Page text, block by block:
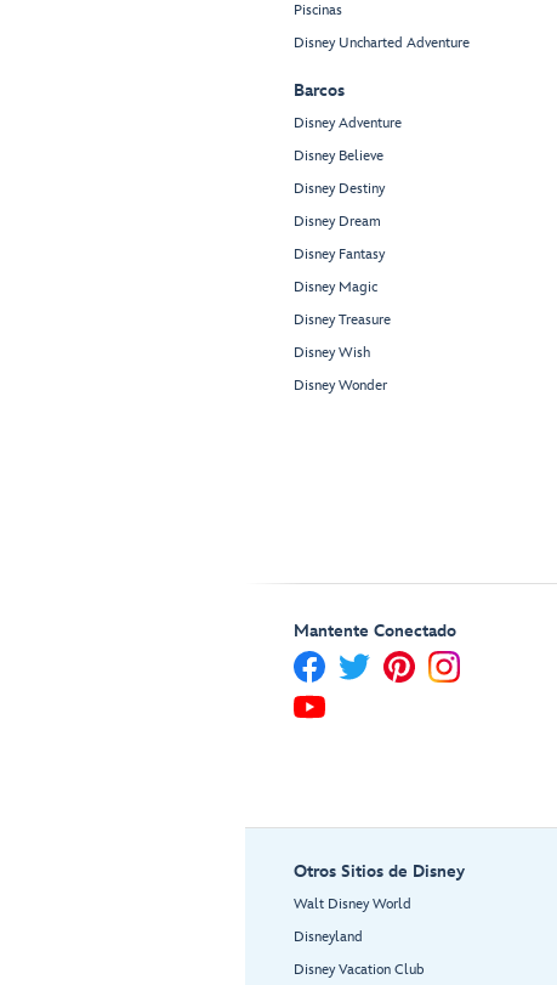
Piscinas
Disney Uncharted Adventure
Barcos
Disney Adventure
Disney Believe
Disney Destiny
Disney Dream
Disney Fantasy
Disney Magic
Disney Treasure
Disney Wish
Disney Wonder
Mantente Conectado
Otros Sitios de Disney
Walt Disney World
Disneyland
Disney Vacation Club